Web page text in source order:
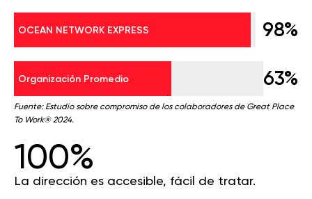
OCEAN NETWORK EXPRESS 98%
Organización Promedio 63%
Fuente: Estudio sobre compromiso de los colaboradores de Great Place
To Work® 2024.
100%
La dirección es accesible, fácil de tratar.